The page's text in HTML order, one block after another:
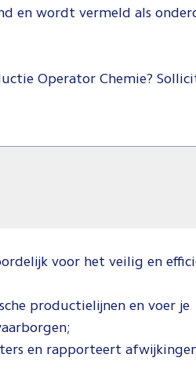
en wordt vermeld als
Operator Chemie?
voor het veilig en
productielijnen en voer je
en rapporteert